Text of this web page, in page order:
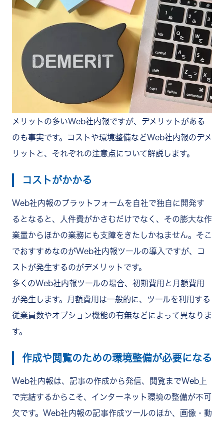
メリットの多いWeb社内報ですが、デメリットがある
のも事実です。コストや環境整備などWeb社内報のデメ
リットと、それぞれの注意点について解説します。
コストがかかる
Web社内報のプラットフォームを自社で独自に開発す
るとなると、人件費がかさむだけでなく、その膨大な作
業量からほかの業務にも支障をきたしかねません。そこ
でおすすめなのがWeb社内報ツールの導入ですが、コ
ストが発生するのがデメリットです。
多くのWeb社内報ツールの場合、初期費用と月額費用
が発生します。月額費用は一般的に、ツールを利用する
従業員数やオプション機能の有無などによって異なりま
す。
作成や閲覧のための環境整備が必要になる
Web社内報は、記事の作成から発信、閲覧までWeb上
で完結するからこそ、インターネット環境の整備が不可
欠です。Web社内報の記事作成ツールのほか、画像・動